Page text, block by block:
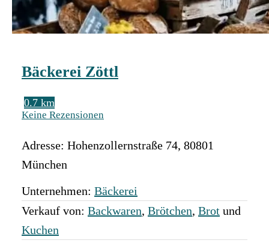
Bäckerei Zöttl
0.7 km
Keine Rezensionen
Adresse: Hohenzollernstraße 74, 80801
München
Unternehmen: Bäckerei
Verkauf von: Backwaren, Brötchen, Brot und
Kuchen